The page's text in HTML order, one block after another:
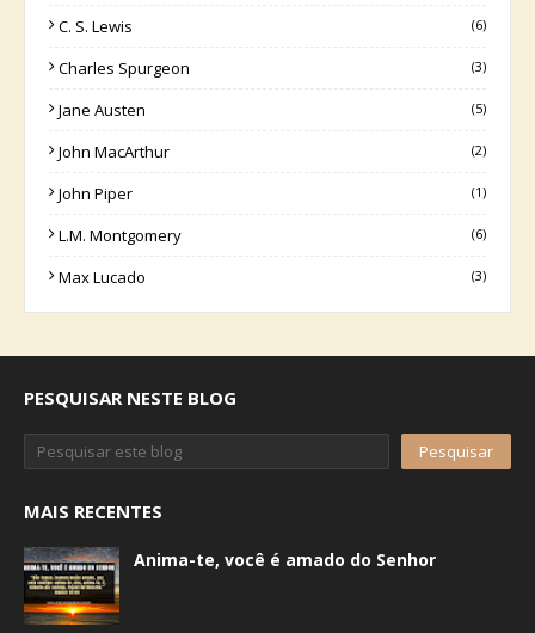
C. S. Lewis (6)
Charles Spurgeon (3)
Jane Austen (5)
John MacArthur (2)
John Piper (1)
L.M. Montgomery (6)
Max Lucado (3)
PESQUISAR NESTE BLOG
MAIS RECENTES
Anima-te, você é amado do Senhor